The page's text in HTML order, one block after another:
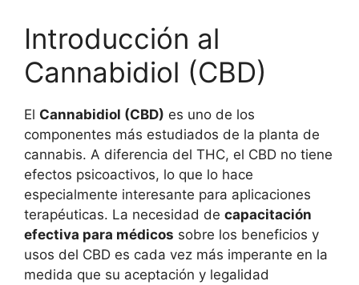
Introducción al
Cannabidiol (CBD)
El Cannabidiol (CBD) es uno de los
componentes más estudiados de la planta de
cannabis. A diferencia del THC, el CBD no tiene
efectos psicoactivos, lo que lo hace
especialmente interesante para aplicaciones
terapéuticas. La necesidad de capacitación
efectiva para médicos sobre los beneficios y
usos del CBD es cada vez más imperante en la
medida que su aceptación y legalidad